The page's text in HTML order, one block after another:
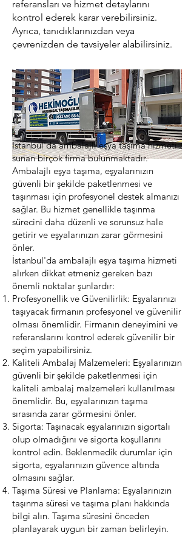
referansları ve hizmet detaylarını
kontrol ederek karar verebilirsiniz.
Ayrıca, tanıdıklarınızdan veya
çevrenizden de tavsiyeler alabilirsiniz.
İstanbul'da ambalajlı eşya taşıma hizmeti
sunan birçok firma bulunmaktadır.
Ambalajlı eşya taşıma, eşyalarınızın
güvenli bir şekilde paketlenmesi ve
taşınması için profesyonel destek almanızı
sağlar. Bu hizmet genellikle taşınma
sürecini daha düzenli ve sorunsuz hale
getirir ve eşyalarınızın zarar görmesini
önler.
İstanbul'da ambalajlı eşya taşıma hizmeti
alırken dikkat etmeniz gereken bazı
önemli noktalar şunlardır:
Profesyonellik ve Güvenilirlik: Eşyalarınızı
taşıyacak firmanın profesyonel ve güvenilir
olması önemlidir. Firmanın deneyimini ve
referanslarını kontrol ederek güvenilir bir
seçim yapabilirsiniz.
Kaliteli Ambalaj Malzemeleri: Eşyalarınızın
güvenli bir şekilde paketlenmesi için
kaliteli ambalaj malzemeleri kullanılması
önemlidir. Bu, eşyalarınızın taşıma
sırasında zarar görmesini önler.
Sigorta: Taşınacak eşyalarınızın sigortalı
olup olmadığını ve sigorta koşullarını
kontrol edin. Beklenmedik durumlar için
sigorta, eşyalarınızın güvence altında
olmasını sağlar.
Taşıma Süresi ve Planlama: Eşyalarınızın
taşınma süresi ve taşıma planı hakkında
bilgi alın. Taşıma süresini önceden
planlayarak uygun bir zaman belirleyin.